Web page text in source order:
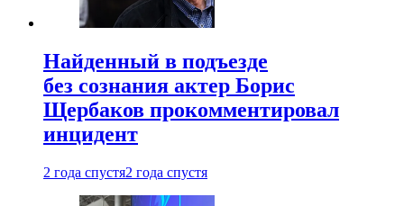
Найденный в подъезде
без сознания актер Борис
Щербаков прокомментировал
инцидент
2 года спустя2 года спустя